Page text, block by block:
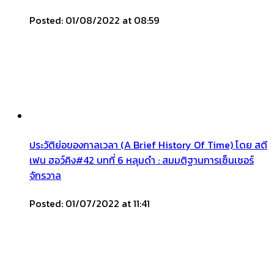
Posted: 01/08/2022 at 08:59
ประวัติย่อของกาลเวลา (A Brief History Of Time) โดย สตี
เฟน ฮอว์คิง#42 บทที่ 6 หลุมดำ : สมมติฐานการเซ็นเซอร์
จักรวาล
Posted: 01/07/2022 at 11:41